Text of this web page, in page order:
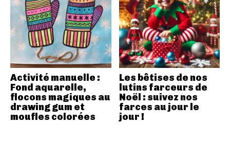
Activité manuelle :
Fond aquarelle,
flocons magiques au
drawing gum et
moufles colorées
Les bêtises de nos
lutins farceurs de
Noël : suivez nos
farces au jour le
jour !